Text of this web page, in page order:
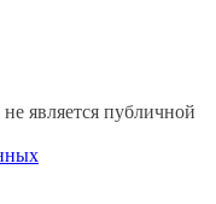
является публичной